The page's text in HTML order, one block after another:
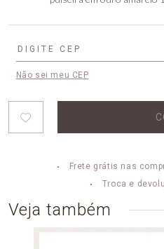
Não sei meu CEP
Frete grátis nas
Troca e
Veja também